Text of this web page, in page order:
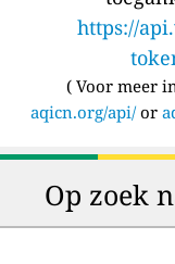
https://
( Voor meer
aqicn.org/api/or
Op zoek